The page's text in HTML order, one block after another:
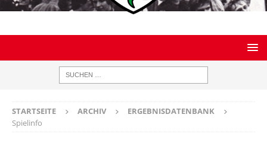
STARTSEITE ARCHIV
ERGEBNISDATENBANK
Spielinfo